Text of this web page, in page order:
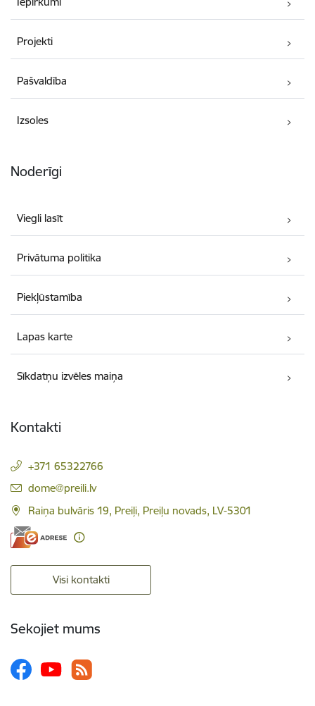
Projekti
Pašvaldība
Izsoles
Noderīgi
Viegli lasīt
Privātuma politika
Piekļūstamība
Lapas karte
Sīkdatņu izvēles maiņa
Kontakti
+371 65322766
E-pasts:
dome@preili.lv
Raiņa bulvāris 19, Preiļi, Preiļu novads, LV-5301
Visi kontakti
Sekojiet mums